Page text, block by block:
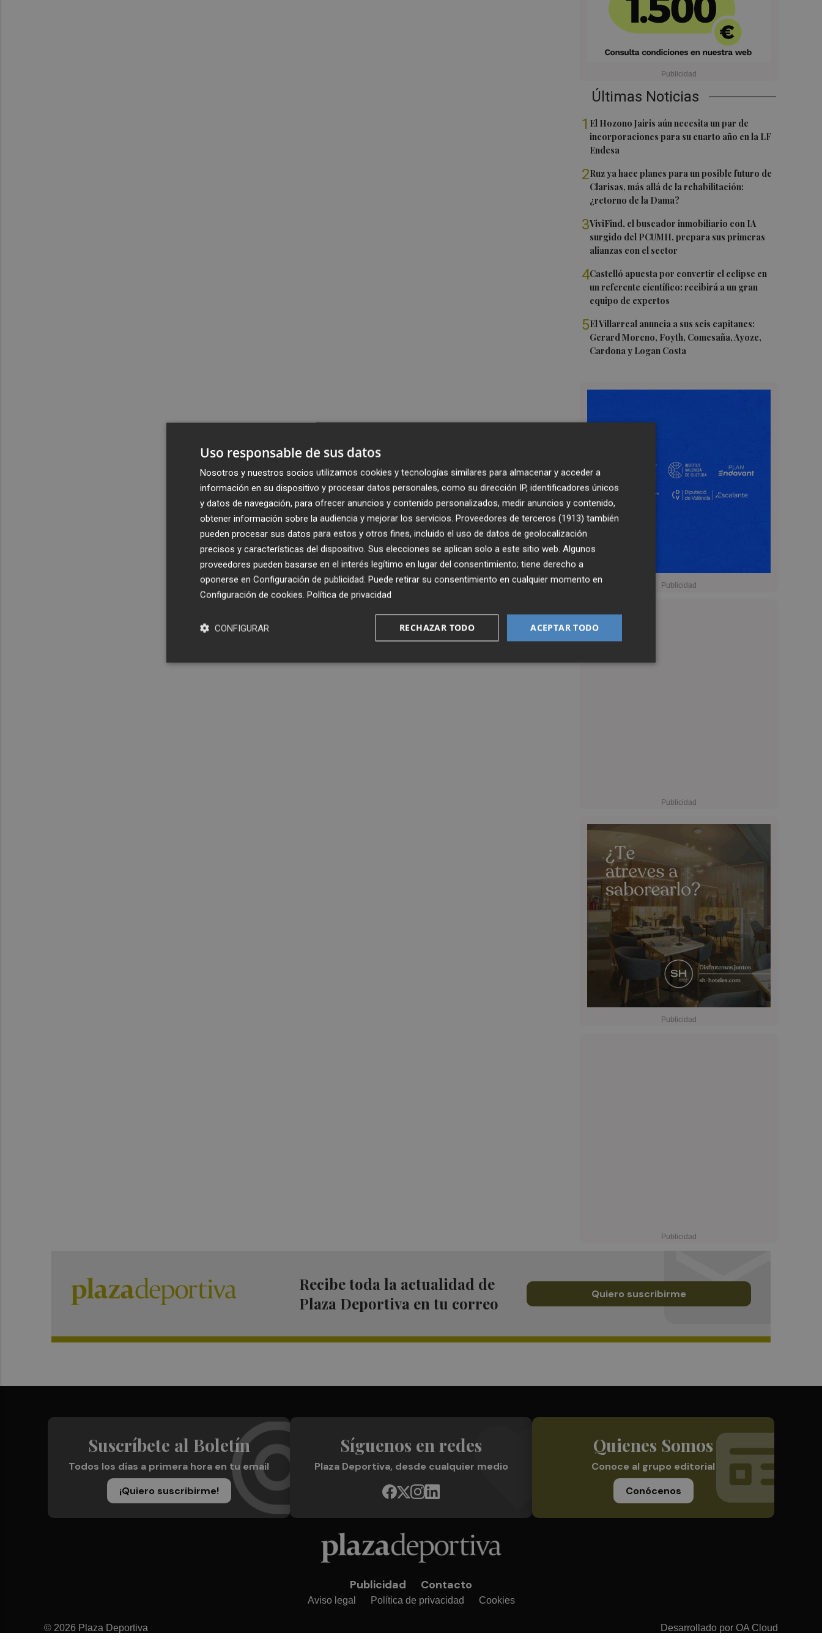
Últimas Noticias
1 El Hozono Jairis aún necesita un par de
incorporaciones para su cuarto año en la LF
Endesa
2Ruz ya hace planes para un posible futuro de
Clarisas, más allá de la rehabilitación:
¿retorno de la Dama?
3ViviFind, el buscador inmobiliario con IA
surgido del PCUMH, prepara sus primeras
alianzas con el sector
4Castelló apuesta por convertir el eclipse en
un referente científico: recibirá a un gran
equipo de expertos
5El Villarreal anuncia a sus seis capitanes:
Gerard Moreno, Foyth, Comesaña, Ayoze,
Cardona y Logan Costa
Recibe toda la actualidad de
Plaza Deportiva en tu correo
Quiero suscribirme
Suscríbete al Boletín
Todos los días a primera hora en tu email
¡Quiero suscribirme!
Síguenos en redes
Plaza Deportiva, desde cualquier medio
Quienes Somos
Conoce al grupo editorial
Conócenos
Publicidad Contacto
Aviso legal Política de privacidad Cookies
© 2026 Plaza Deportiva Desarrollado por OA Cloud
Uso responsable de sus datos
Nosotros y nuestros socios utilizamos cookies y tecnologías similares para almacenar y acceder a
información en su dispositivo y procesar datos personales, como su dirección IP, identificadores únicos
y datos de navegación, para ofrecer anuncios y contenido personalizados, medir anuncios y contenido,
obtener información sobre la audiencia y mejorar los servicios. Proveedores de terceros (1913) también
pueden procesar sus datos para estos y otros fines, incluido el uso de datos de geolocalización
precisos y características del dispositivo. Sus elecciones se aplican solo a este sitio web. Algunos
proveedores pueden basarse en el interés legítimo en lugar del consentimiento; tiene derecho a
oponerse en Configuración de publicidad. Puede retirar su consentimiento en cualquier momento en
Configuración de cookies. Política de privacidad
ACEPTAR TODO
RECHAZAR TODO
CONFIGURAR